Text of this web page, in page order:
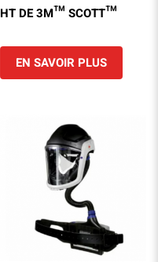
HT DE 3M™ SCOTT™
EN SAVOIR PLUS